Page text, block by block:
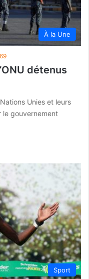
À la Une
détenus
Unies et leurs
le gouvernement
Sport